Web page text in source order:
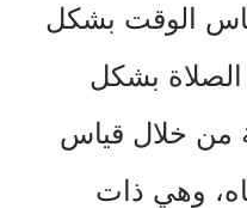
الوقت بشكل
بشكل
من خلال قياس
وهي ذات